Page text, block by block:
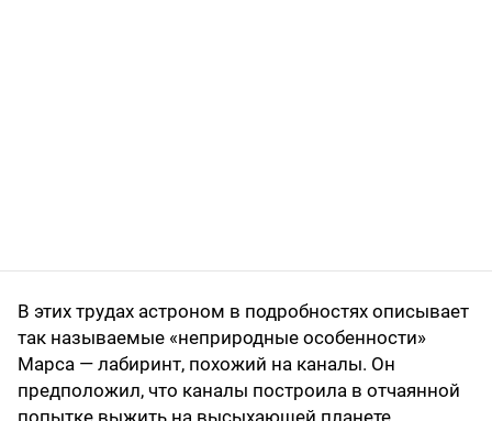
В этих трудах астроном в подробностях описывает
так называемые «неприродные особенности»
Марса — лабиринт, похожий на каналы. Он
предположил, что каналы построила в отчаянной